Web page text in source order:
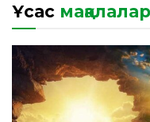
Ұқсас мақалалар